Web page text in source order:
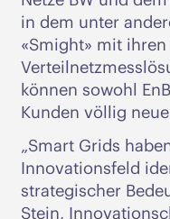
in dem unter
«Smight» mit
können sowohl
Kunden völlig
„Smart Grids
Innovationsfeld
strategischer
Stein,